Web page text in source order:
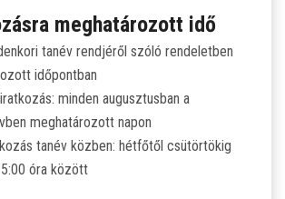
ISKOLÁSOKNAK
meghatározott idő
tanév rendjéről szóló rendeletben
időpontban
minden augusztusban a
meghatározott napon
tanév közben: hétfőtől csütörtökig
óra között